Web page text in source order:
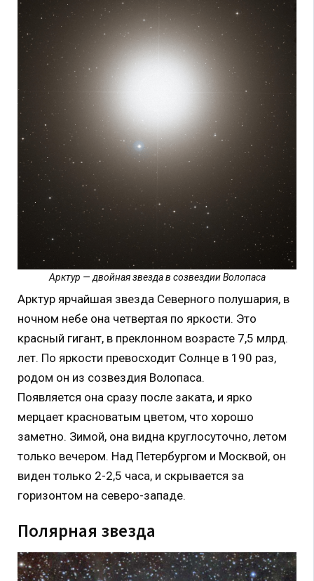
Арктур — двойная звезда в созвездии Волопаса
Арктур ярчайшая звезда Северного полушария, в
ночном небе она четвертая по яркости. Это
красный гигант, в преклонном возрасте 7,5 млрд.
лет. По яркости превосходит Солнце в 190 раз,
родом он из созвездия Волопаса.
Появляется она сразу после заката, и ярко
мерцает красноватым цветом, что хорошо
заметно. Зимой, она видна круглосуточно, летом
только вечером. Над Петербургом и Москвой, он
виден только 2-2,5 часа, и скрывается за
горизонтом на северо-западе.
Полярная звезда